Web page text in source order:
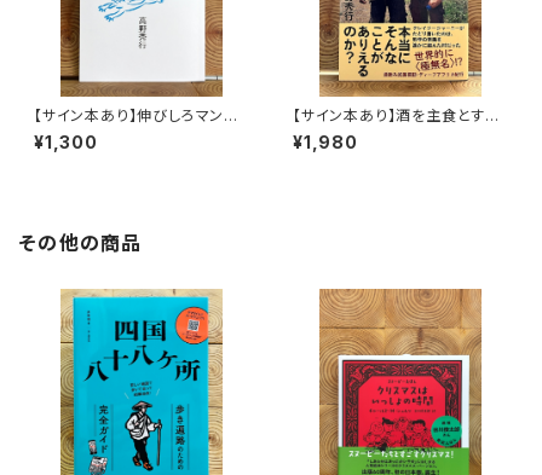
【サイン本あり】伸びしろマンが
ゆく！
¥1,300
【サイン本あり】酒を主食とする
人々 エチオピアの科学的秘境
を旅する
¥1,980
その他の商品